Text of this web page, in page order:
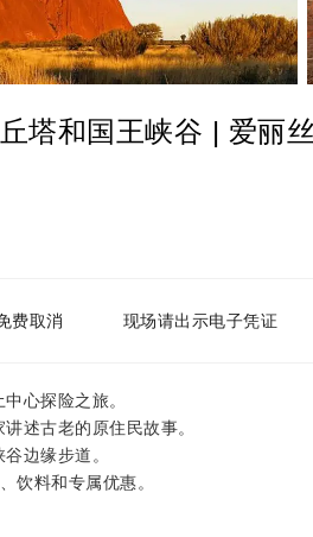
塔和国王峡谷 | 爱丽
费取消 现场请出示电子凭证
心探险之旅。
述古老的原住民故事。
边缘步道。
饮料和专属优惠。